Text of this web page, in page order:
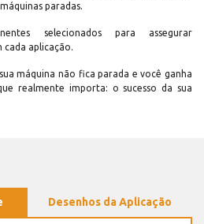
paradas.
selecionados para assegurar
cada aplicação.
máquina não fica parada e você ganha
realmente importa: o sucesso da sua
Desenhos da Aplicação